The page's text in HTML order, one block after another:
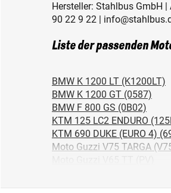
Hersteller: Stahlbus GmbH
90 22 9 22 |
Liste der passenden
BMW K 1200 LT (K1200LT)
BMW K 1200 GT (0587)
BMW F 800 GS (0B02)
KTM 125 LC2 ENDURO
KTM 690 DUKE (EURO 4)
Moto Guzzi V75 TARGA
KTM 950 ADVENTURE/S